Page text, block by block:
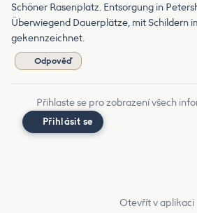
Schöner Rasenplatz. Entsorgung in
Überwiegend Dauerplätze, mit Schildern
gekennzeichnet.
Odpověď
Přihlaste se pro zobrazení všech
Přihlásit se
Otevřít v aplikaci